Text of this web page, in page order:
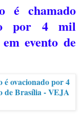
é chamado
por 4 mil
evento de